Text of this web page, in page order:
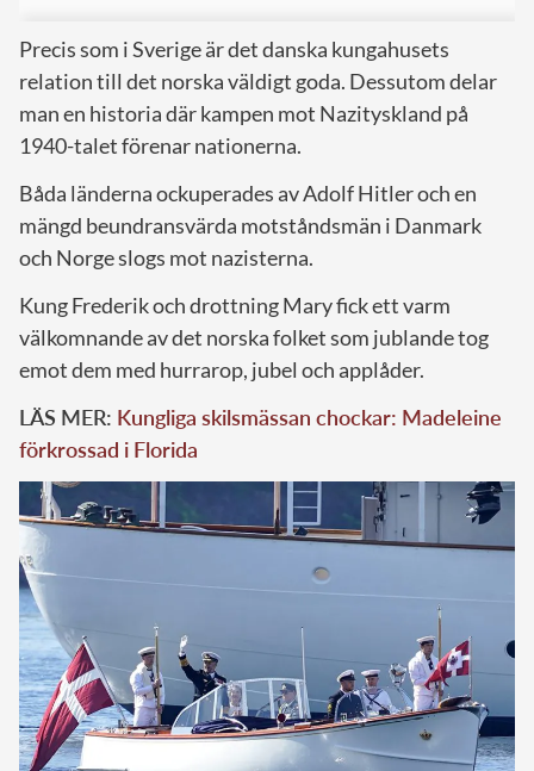
Precis som i Sverige är det danska kungahusets
relation till det norska väldigt goda. Dessutom delar
man en historia där kampen mot Nazityskland på
1940-talet förenar nationerna.
Båda länderna ockuperades av Adolf Hitler och en
mängd beundransvärda motståndsmän i Danmark
och Norge slogs mot nazisterna.
Kung Frederik och drottning Mary fick ett varm
välkomnande av det norska folket som jublande tog
emot dem med hurrarop, jubel och applåder.
LÄS MER: Kungliga skilsmässan chockar: Madeleine
förkrossad i Florida